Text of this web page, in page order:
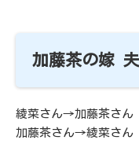
加藤茶の嫁
綾菜さん→加藤茶さん
加藤茶さん→綾菜さん